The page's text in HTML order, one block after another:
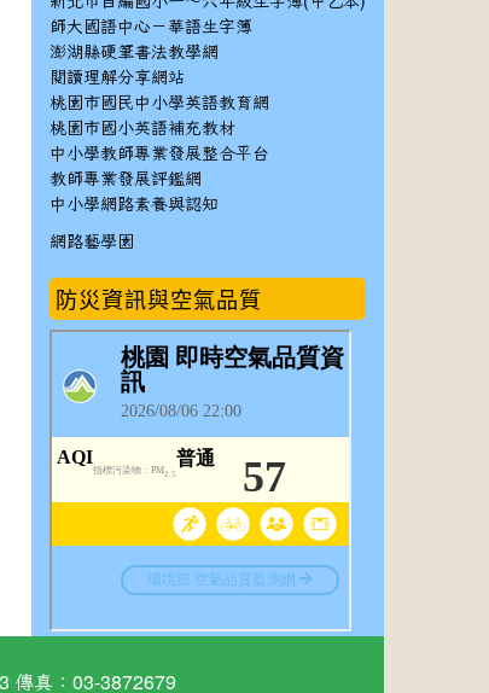
師大國語中心－華語生字簿
澎湖縣硬筆書法教學網
閱讀理解分享網站
桃園市國民中小學英語教育網
桃園市國小英語補充教材
中小學教師專業發展整合平台
教師專業發展評鑑網
中小學網路素養與認知
網路藝學園
防災資訊與空氣品質
傳真：03-3872679